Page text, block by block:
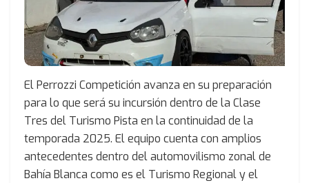
El Perrozzi Competición avanza en su preparación
para lo que será su incursión dentro de la Clase
Tres del Turismo Pista en la continuidad de la
temporada 2025. El equipo cuenta con amplios
antecedentes dentro del automovilismo zonal de
Bahía Blanca como es el Turismo Regional y el